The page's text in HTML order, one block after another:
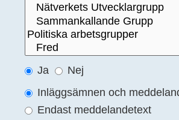
Ja
Nej
Inläggsämnen och
Endast meddelandetext